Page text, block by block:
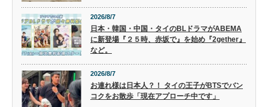
2026/8/7
日本・韓国・中国・タイのBLドラマがABEMA
に新登場『２５時、赤坂で』を始め『2gether』
など。
2026/8/7
お連れ様は日本人？！ タイの王子がBTSでバン
コクをお散歩「現在アプローチ中です」